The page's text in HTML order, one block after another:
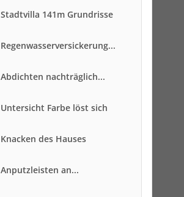
Stadtvilla 141m Grundrisse
Regenwasserversickerung...
Abdichten nachträglich...
Untersicht Farbe löst sich
Knacken des Hauses
Anputzleisten an...